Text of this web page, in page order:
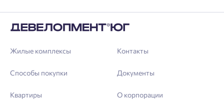
Жилые комплексы
Способы покупки
Квартиры
Контакты
Документы
О корпорации